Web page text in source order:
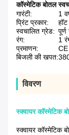
कॉस्मेटिक बोतल
गारंटी:
1
प्रिंट प्रकार:
हॉट
स्वचालित ग्रेड:
रंग:
1
प्रमाणन:
बिजली की खपत:
विवरण
स्क्वायर कॉस्मेटिक
स्क्वायर कॉस्मेटिक